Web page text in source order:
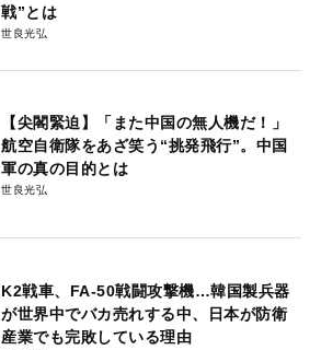
戦”とは
世良光弘
【尖閣緊迫】「また中国の無人機だ！」
航空自衛隊をあざ笑う“挑発飛行”。中国
軍の真の目的とは
世良光弘
K2戦車、FA-50戦闘攻撃機…韓国製兵器
が世界中でバカ売れする中、日本が防衛
産業でも完敗している理由